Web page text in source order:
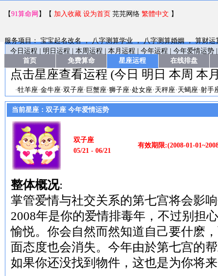
【91算命网 】【 加入收藏 设为首页 芫芫网络 繁體中文 】
服务项目：宝宝起名改名，八字测算学业，八字测算婚姻，算财
首页 免费算命 星座运程 在线排盘
今日运程 明日运程 本周运程 本月运程 今年运程 今年爱情运势
点击星座查看运程 (今日 明日 本周 本
·牡羊座·金牛座·双子座· 巨蟹座·狮子座·处女座· 天秤座· 天蝎座·射手
当前星座：双子座 今年爱情运势
双子座
05/21 - 06/21
有效期限:(2008-01-
整体概况:
掌管爱情与社交关系的第七宫将会影
2008年是你的爱情排毒年，不过别担
愉悦。你会自然而然知道自己要什麽
面态度也会消失。今年由於第七宫的
如果你还没找到物件，这也是为你将